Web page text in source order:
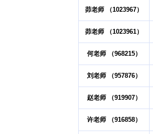
茆老师 （1023967）
茆老师 （1023961）
何老师 （968215）
刘老师 （957876）
赵老师 （919907）
许老师 （916858）